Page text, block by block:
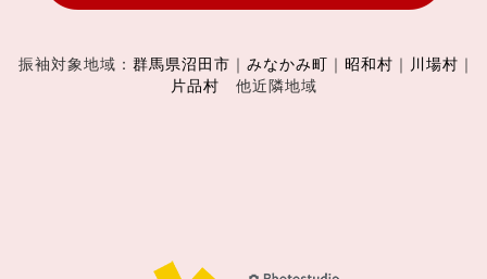
振袖対象地域： 群馬県沼田市 ｜ みなかみ町 ｜ 昭和村 ｜ 川場村 ｜
片品村 他近隣地域